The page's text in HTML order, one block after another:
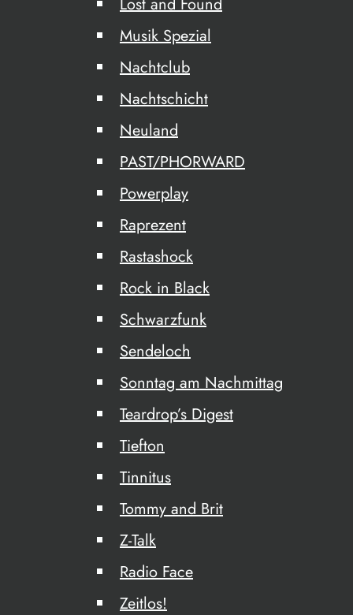
Musik Spezial
Nachtclub
Nachtschicht
Neuland
PAST/PHORWARD
Powerplay
Raprezent
Rastashock
Rock in Black
Schwarzfunk
Sendeloch
Sonntag am Nachmittag
Teardrop’s Digest
Tiefton
Tinnitus
Tommy and Brit
Z-Talk
Radio Face
Zeitlos!